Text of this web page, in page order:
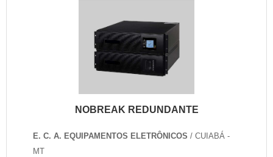
NOBREAK REDUNDANTE
E. C. A. EQUIPAMENTOS ELETRÔNICOS / CUIABÁ -
MT